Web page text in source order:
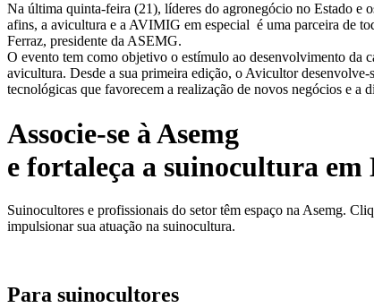
Na última quinta-feira (21), líderes do agronegócio no Estado e
afins, a avicultura e a AVIMIG em especial é uma parceira de
Ferraz, presidente da ASEMG.
O evento tem como objetivo o estímulo ao desenvolvimento da
avicultura. Desde a sua primeira edição, o Avicultor
tecnológicas que favorecem a realização de novos negócios e a
Associe-se à Asemg
e fortaleça a suinocultura em
Suinocultores e profissionais do setor têm espaço na Asemg.
impulsionar sua atuação na suinocultura.
Para suinocultores